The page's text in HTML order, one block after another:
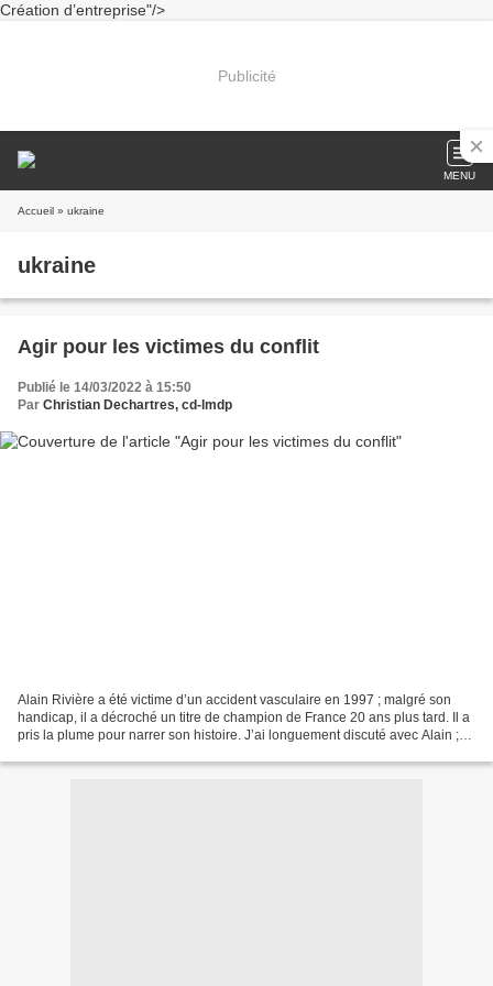
Création d’entreprise"/>
Publicité
MENU
Accueil » ukraine
ukraine
Agir pour les victimes du conflit
Publié le 14/03/2022 à 15:50
Par Christian Dechartres, cd-lmdp
Alain Rivière a été victime d’un accident vasculaire en 1997 ; malgré son
handicap, il a décroché un titre de champion de France 20 ans plus tard. Il a
pris la plume pour narrer son histoire. J’ai longuement discuté avec Alain ;